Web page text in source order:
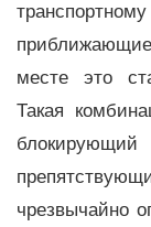
месте это
Такая
блокирующий
чрезвычайно